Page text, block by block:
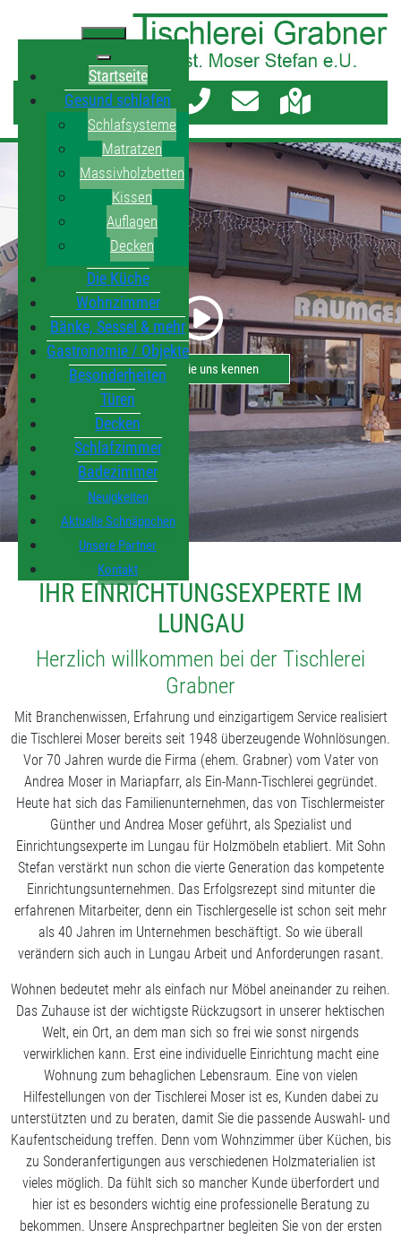
Startseite
Gesund schlafen
Schlafsysteme
Matratzen
Massivholzbetten
Kissen
Auflagen
Decken
Die Küche
Wohnzimmer
Bänke, Sessel & mehr
Gastronomie / Objekte
Besonderheiten
Türen
Decken
Schlafzimmer
Badezimmer
Neuigkeiten
Aktuelle Schnäppchen
Unsere Partner
Kontakt
Lernen Sie uns kennen
IHR EINRICHTUNGSEXPERTE IM
LUNGAU
Herzlich willkommen bei der Tischlerei
Grabner
Mit Branchenwissen, Erfahrung und einzigartigem Service realisiert
die Tischlerei Moser bereits seit 1948 überzeugende Wohnlösungen.
Vor 70 Jahren wurde die Firma (ehem. Grabner) vom Vater von
Andrea Moser in Mariapfarr, als Ein-Mann-Tischlerei gegründet.
Heute hat sich das Familienunternehmen, das von Tischlermeister
Günther und Andrea Moser geführt, als Spezialist und
Einrichtungsexperte im Lungau für Holzmöbeln etabliert. Mit Sohn
Stefan verstärkt nun schon die vierte Generation das kompetente
Einrichtungsunternehmen. Das Erfolgsrezept sind mitunter die
erfahrenen Mitarbeiter, denn ein Tischlergeselle ist schon seit mehr
als 40 Jahren im Unternehmen beschäftigt. So wie überall
verändern sich auch in Lungau Arbeit und Anforderungen rasant.
Wohnen bedeutet mehr als einfach nur Möbel aneinander zu reihen.
Das Zuhause ist der wichtigste Rückzugsort in unserer hektischen
Welt, ein Ort, an dem man sich so frei wie sonst nirgends
verwirklichen kann. Erst eine individuelle Einrichtung macht eine
Wohnung zum behaglichen Lebensraum. Eine von vielen
Hilfestellungen von der Tischlerei Moser ist es, Kunden dabei zu
unterstützten und zu beraten, damit Sie die passende Auswahl- und
Kaufentscheidung treffen. Denn vom Wohnzimmer über Küchen, bis
zu Sonderanfertigungen aus verschiedenen Holzmaterialien ist
vieles möglich. Da fühlt sich so mancher Kunde überfordert und
hier ist es besonders wichtig eine professionelle Beratung zu
bekommen. Unsere Ansprechpartner begleiten Sie von der ersten